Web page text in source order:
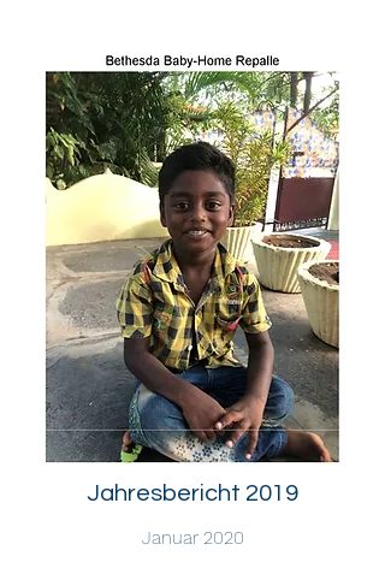
Jahresbericht 2019
Januar 2020